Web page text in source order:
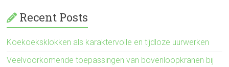
Recent Posts
Koekoeksklokken als karaktervolle en tijdloze uurwerken
Veelvoorkomende toepassingen van bovenloopkranen bij